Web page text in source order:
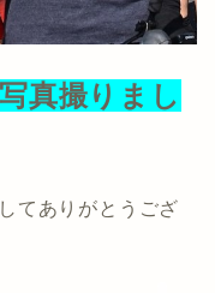
真撮りまし
てありがとうござ